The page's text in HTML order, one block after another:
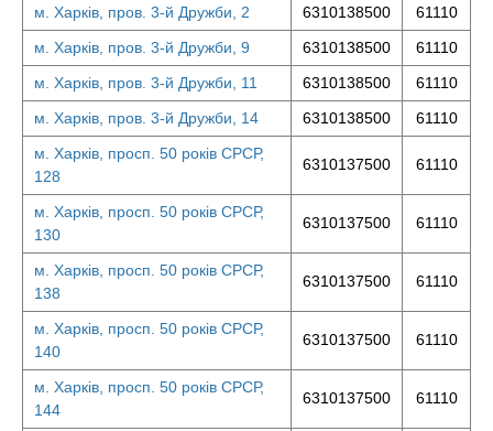
м. Харків, пров. 3-й Дружби, 2 6310138500
61110
м. Харків, пров. 3-й Дружби, 9
6310138500
61110
м. Харків, пров. 3-й Дружби, 11
6310138500
61110
м. Харків, пров. 3-й Дружби, 14
6310138500
61110
м. Харків, просп. 50 років СРСР,
128
6310137500 61110
м. Харків, просп. 50 років СРСР,
130
6310137500 61110
м. Харків, просп. 50 років СРСР,
138
6310137500 61110
м. Харків, просп. 50 років СРСР,
140
6310137500 61110
м. Харків, просп. 50 років СРСР,
144
6310137500 61110